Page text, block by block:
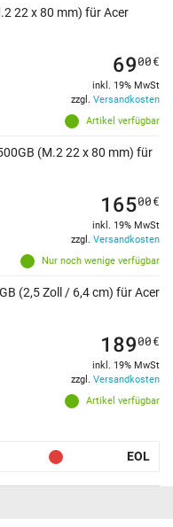
22 x 80 mm) für Acer
Artikel verfügbar
6900€
inkl. 19% MwSt
zzgl. Versandkosten
(M.2 22 x 80 mm) für
Nur noch wenige verfügbar
16500€
inkl. 19% MwSt
zzgl. Versandkosten
(2,5 Zoll / 6,4 cm) für Acer
Artikel verfügbar
18900€
inkl. 19% MwSt
zzgl. Versandkosten
EOL